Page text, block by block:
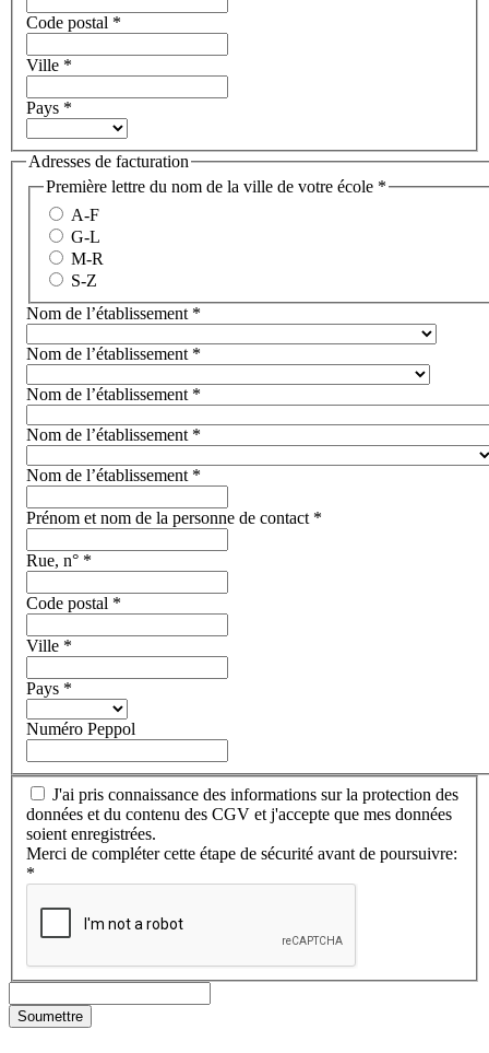
Code postal *
Ville *
Pays *
Adresses de facturation
Première lettre du nom de la ville de votre école *
A-F
G-L
M-R
S-Z
Nom de l’établissement *
Nom de l’établissement *
Nom de l’établissement *
Nom de l’établissement *
Nom de l’établissement *
Prénom et nom de la personne de contact *
Rue, n° *
Code postal *
Ville *
Pays *
Numéro Peppol
J'ai pris connaissance des informations sur la protection des
données et du contenu des CGV et j'accepte que mes données
soient enregistrées.
Merci de compléter cette étape de sécurité avant de poursuivre:
*